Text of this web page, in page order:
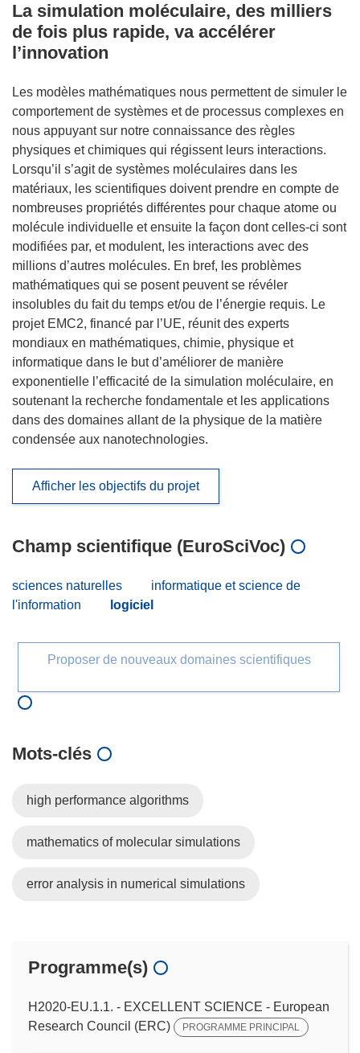
La simulation moléculaire, des milliers
de fois plus rapide, va accélérer
l’innovation
Les modèles mathématiques nous permettent de simuler le
comportement de systèmes et de processus complexes en
nous appuyant sur notre connaissance des règles
physiques et chimiques qui régissent leurs interactions.
Lorsqu’il s’agit de systèmes moléculaires dans les
matériaux, les scientifiques doivent prendre en compte de
nombreuses propriétés différentes pour chaque atome ou
molécule individuelle et ensuite la façon dont celles-ci sont
modifiées par, et modulent, les interactions avec des
millions d’autres molécules. En bref, les problèmes
mathématiques qui se posent peuvent se révéler
insolubles du fait du temps et/ou de l’énergie requis. Le
projet EMC2, financé par l’UE, réunit des experts
mondiaux en mathématiques, chimie, physique et
informatique dans le but d’améliorer de manière
exponentielle l’efficacité de la simulation moléculaire, en
soutenant la recherche fondamentale et les applications
dans des domaines allant de la physique de la matière
condensée aux nanotechnologies.
Afficher les objectifs du projet
Champ scientifique (EuroSciVoc)
sciences naturelles
informatique et science de
l'information
logiciel
Proposer de nouveaux domaines scientifiques
Mots‑clés
high performance algorithms
mathematics of molecular simulations
error analysis in numerical simulations
Programme(s)
H2020-EU.1.1. - EXCELLENT SCIENCE - European
Research Council (ERC)
PROGRAMME PRINCIPAL